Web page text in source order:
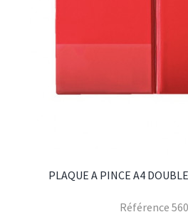
PLAQUE A PINCE A4
Référence